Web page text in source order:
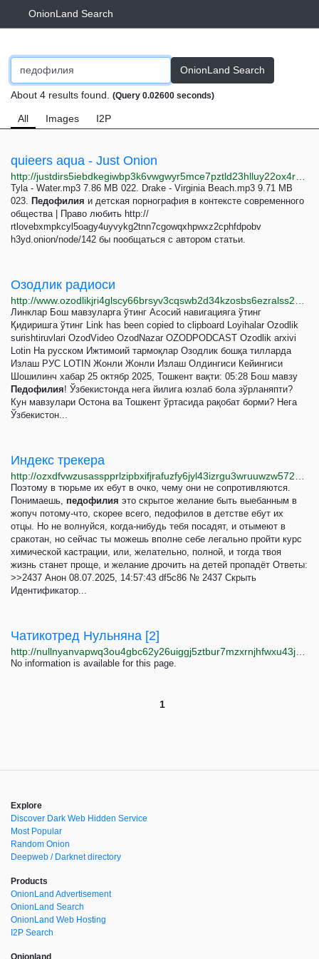
OnionLand Search
OnionLand Search
About 4 results found. (Query 0.02600 seconds)
All Images I2P
quieers aqua - Just Onion
Tyla - Water.mp3 7.86 MB 022. Drake - Virginia Beach.mp3 9.71 MB
023. Педофилия и детская порнография в контексте современного
общества | Право любить http://
rtlovebxmpkcyl5oagy4uyvykg2tnn7cgowqxhpwxz2cphfdpobv
h3yd.onion/node/142 бы пообщаться с автором статьи.
Озодлик радиоси
Линклар Бош мавзуларга ўтинг Асосий навигацияга ўтинг
Қидиришга ўтинг Link has been copied to clipboard Loyihalar Ozodlik
surishtiruvlari OzodVideo OzodNazar OZODPODCAST Ozodlik arxivi
Lotin На русском Ижтимоий тармоқлар Озодлик бошқа тилларда
Излаш РУС LOTIN Жонли Жонли Излаш Олдингиси Кейингиси
Шошилинч хабар 25 октябр 2025, Тошкент вақти: 05:28 Бош мавзу
Педофилия! Ўзбекистонда нега йилига юзлаб бола зўрланяпти?
Кун мавзулари Остона ва Тошкент ўртасида рақобат борми? Нега
Ўзбекистон...
Индекс трекера
Поэтому в тюрьме их ебут в очко, чему они не сопротивляются.
Понимаешь, педофилия это скрытое желание быть выебанным в
жопуч потому-что, скорее всего, педофилов в детстве ебут их
отцы. Но не волнуйся, когда-нибудь тебя посадят, и отымеют в
сракотан, но сейчас ты можешь вполне себе легально пройти курс
химической кастрации, или, желательно, полной, и тогда твоя
жизнь станет проще, и желание дрочить на детей пропадёт Ответы:
>>2437 Анон 08.07.2025, 14:57:43 df5c86 № 2437 Скрыть
Идентификатор...
Чатикотред Нульняна [2]
No information is available for this page.
1
Explore
Discover Dark Web Hidden Service
Most Popular
Random Onion
Deepweb / Darknet directory
Products
OnionLand Advertisement
OnionLand Search
OnionLand Web Hosting
I2P Search
Onionland